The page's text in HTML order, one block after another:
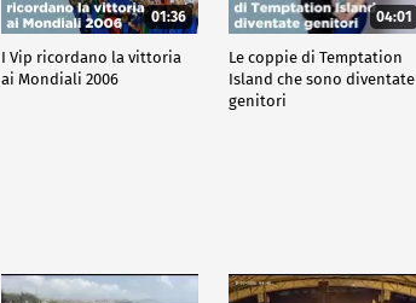
01:36
I Vip ricordano la vittoria
ai Mondiali 2006
04:01
Le coppie di Temptation
Island che sono diventate
genitori